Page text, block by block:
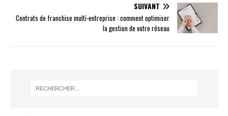
SUIVANT
Contrats de franchise multi-entreprise : comment optimiser
la gestion de votre réseau